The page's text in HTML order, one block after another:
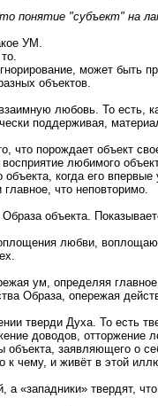
"субъект" на
УМ.
может быть
объектов.
любовь. То есть,
поддерживая,
что порождает объект
любимого
когда его
что неповторимо.
объекта.
любви,
ум, определяя
Образа, опережая
тверди Духа. То
доводов, отторжение
объекта, заявляющего о
чему, и живёт в этой
«западники» твердят,